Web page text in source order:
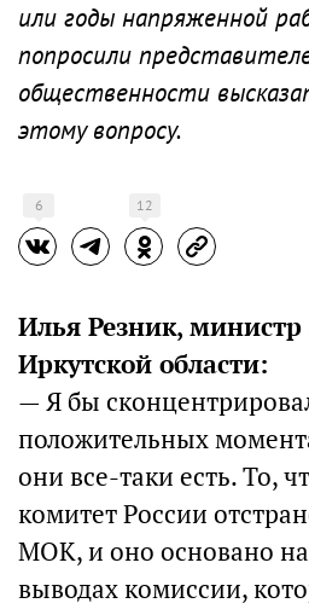
или годы напряженной
попросили
общественности
этому вопросу.
6 12
Илья Резник, министр
Иркутской области:
— Я бы
положительных
они все-таки есть. То,
комитет России
МОК, и оно основано
выводах комиссии,